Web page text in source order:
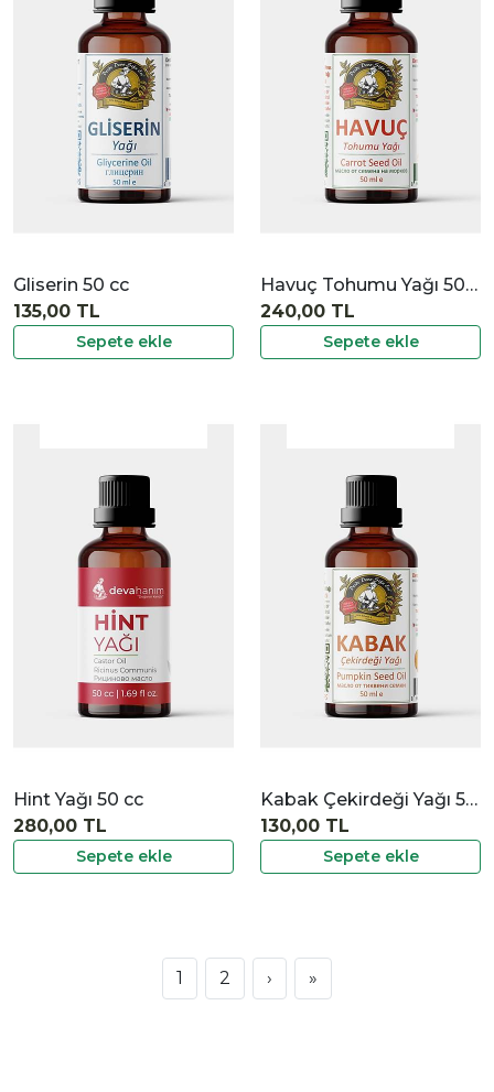
Gliserin 50 cc
Sepete ekle
135,00 TL
Havuç Tohumu Yağı 50 cc
Sepete ekle
240,00 TL
Hint Yağı 50 cc
Sepete ekle
280,00 TL
Kabak Çekirdeği Yağı 50 cc
Sepete ekle
130,00 TL
1 2 › »